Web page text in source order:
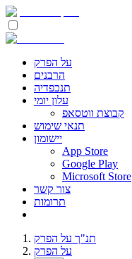
על הפרק
הרבנים
תנכפדיה
עלון יומי
קבוצת ווטסאפ
תנאי שימוש
יישומון
App Store
Google Play
Microsoft Store
צור קשר
תרומות
תנ"ך על הפרק
על הפרק